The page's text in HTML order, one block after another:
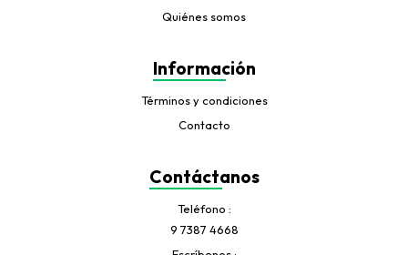
Quiénes somos
Información
Términos y condiciones
Contacto
Contáctanos
Teléfono
9 7387 4668